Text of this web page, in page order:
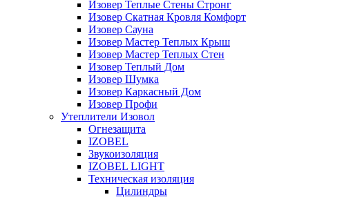
Изовер Теплые Стены Стронг
Изовер Скатная Кровля Комфорт
Изовер Сауна
Изовер Мастер Теплых Крыш
Изовер Мастер Теплых Стен
Изовер Теплый Дом
Изовер Шумка
Изовер Каркасный Дом
Изовер Профи
Утеплители Изовол
Огнезащита
IZOBEL
Звукоизоляция
IZOBEL LIGHT
Техническая изоляция
Цилиндры